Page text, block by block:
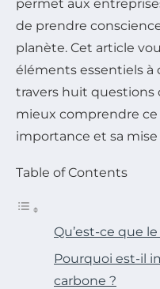
permet aux
de prendre
planète. Cet article
éléments essentiels à
travers huit
mieux comprendre
importance et sa
Table of Contents
Qu’est-ce que
Pourquoi est-il
carbone ?